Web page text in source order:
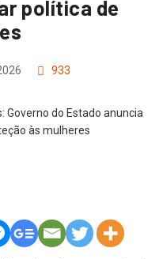
política de
933